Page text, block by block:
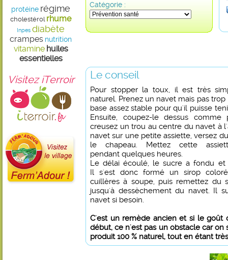
protéine régime
cholestérol rhume
Inpes diabète
crampes nutrition
vitamine huiles
essentielles
Visitez iTerroir
Catégorie :
Le conseil
Pour stopper la toux, il est très
naturel. Prenez un navet mais pas
base assez stable pour qu'il puisse
Ensuite, coupez-le dessus
creusez un trou au centre du navet à
navet sur une petite assiette, versez
le chapeau. Mettez cette
pendant quelques heures.
Le délai écoulé, le sucre a fondu
Il s'est donc formé un sirop
cuillères à soupe, puis remettez du
jusqu'à dessèchement du navet. Il
navet si besoin.
C'est un remède ancien et si le goût
début, ce n'est pas un obstacle car on
produit 100 % naturel, tout en étant